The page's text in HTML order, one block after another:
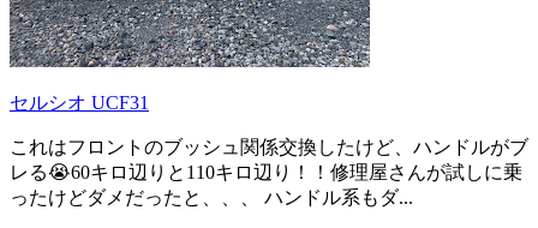
セルシオ UCF31
これはフロントのブッシュ関係交換したけど、ハンドルがブ
レる😭60キロ辺りと110キロ辺り！！修理屋さんが試しに乗
ったけどダメだったと、、、 ハンドル系もダ...